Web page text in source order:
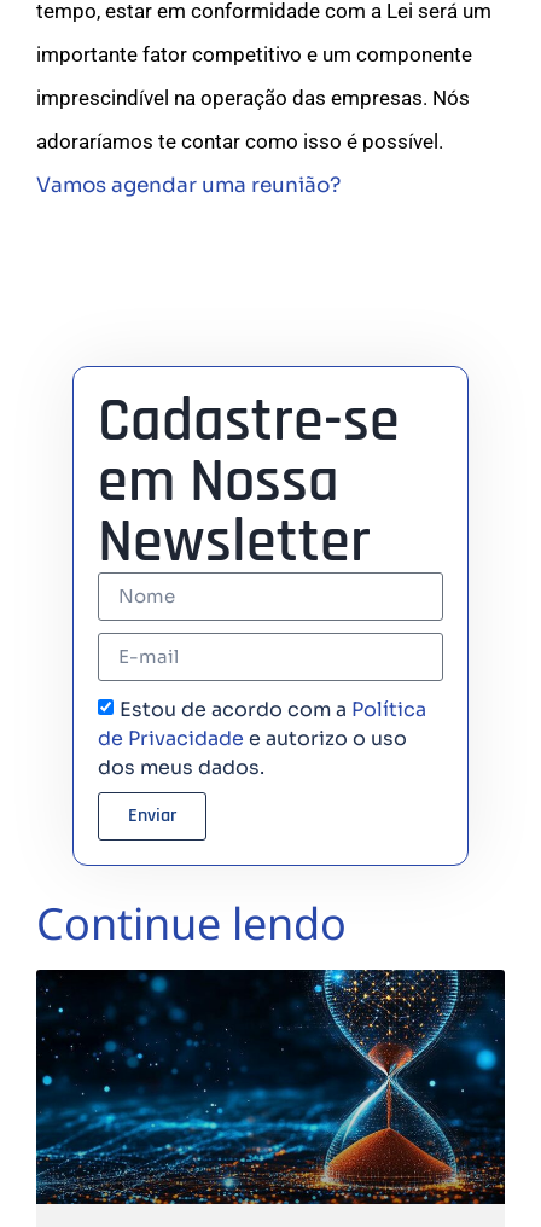
tempo, estar em conformidade com a Lei será um
importante fator competitivo e um componente
imprescindível na operação das empresas. Nós
adoraríamos te contar como isso é possível.
Vamos agendar uma reunião?
Cadastre-se
em Nossa
Newsletter
Estou de acordo com a Política
de Privacidade e autorizo o uso
dos meus dados.
Enviar
Continue lendo